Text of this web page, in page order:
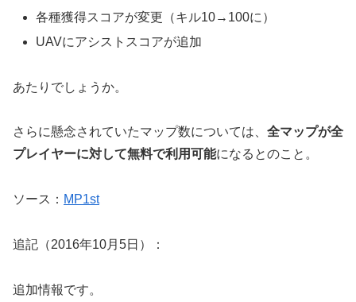
各種獲得スコアが変更（キル10→100に）
UAVにアシストスコアが追加
あたりでしょうか。
さらに懸念されていたマップ数については、 全マップが全
プレイヤーに対して無料で利用可能になるとのこと。
ソース： MP1st
追記（2016年10月5日）：
追加情報です。